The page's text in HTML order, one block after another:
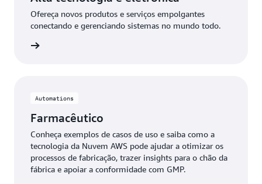
Ofereça novos produtos e serviços empolgantes
conectando e gerenciando sistemas no mundo todo.
Automations
Farmacêutico
Conheça exemplos de casos de uso e saiba como a
tecnologia da Nuvem AWS pode ajudar a otimizar os
processos de fabricação, trazer insights para o chão da
fábrica e apoiar a conformidade com GMP.